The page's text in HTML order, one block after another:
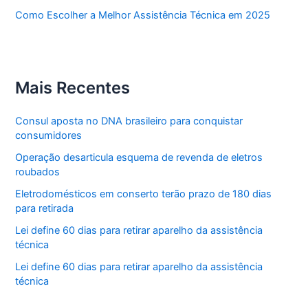
Como Escolher a Melhor Assistência Técnica em 2025
Mais Recentes
Consul aposta no DNA brasileiro para conquistar
consumidores
Operação desarticula esquema de revenda de eletros
roubados
Eletrodomésticos em conserto terão prazo de 180 dias
para retirada
Lei define 60 dias para retirar aparelho da assistência
técnica
Lei define 60 dias para retirar aparelho da assistência
técnica